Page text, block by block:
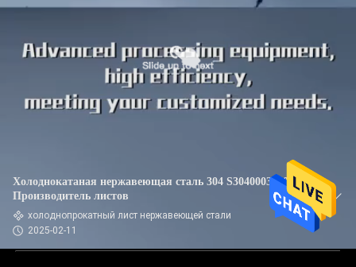
Холоднокатаная нержавеющая сталь 304 S304000304003
Производитель листов
холоднопрокатный лист нержавеющей стали
2025-02-11